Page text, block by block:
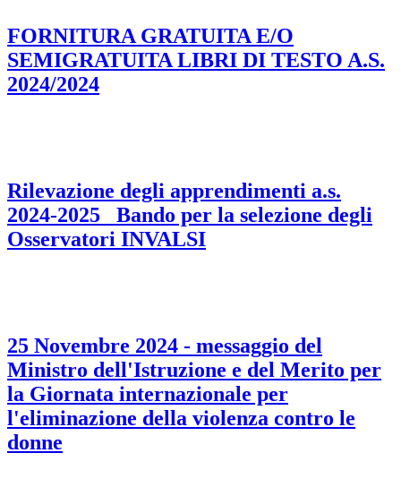
FORNITURA GRATUITA E/O
SEMIGRATUITA LIBRI DI TESTO A.S.
2024/2024
Rilevazione degli apprendimenti a.s.
2024-2025_ Bando per la selezione degli
Osservatori INVALSI
25 Novembre 2024 - messaggio del
Ministro dell'Istruzione e del Merito per
la Giornata internazionale per
l'eliminazione della violenza contro le
donne